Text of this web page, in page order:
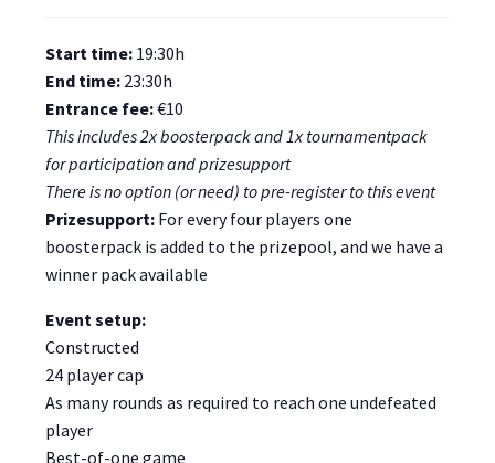
Start time: 19:30h
End time: 23:30h
Entrance fee:€10
This includes 2x boosterpack and 1x tournamentpack
for participation and prizesupport
There is no option (or need) to pre-register to this event
Prizesupport: For every four players one
boosterpack is added to the prizepool, and we have a
winner pack available
Event setup:
Constructed
24 player cap
As many rounds as required to reach one undefeated
player
Best-of-one game